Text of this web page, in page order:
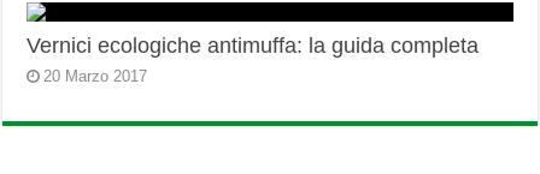
Vernici ecologiche antimuffa: la guida completa
20 Marzo 2017